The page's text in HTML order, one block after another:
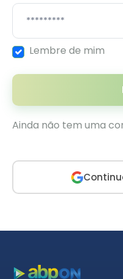
Lembre de mim
Ainda não tem uma